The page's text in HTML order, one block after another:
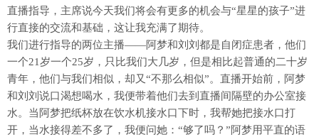
直播指导，主席说今天我们将会有更多的机会与“星星的孩子”进
行直接的交流和基础，这让我充满了期待。
我们进行指导的两位主播——阿梦和刘刘都是自闭症患者，他们
一个21岁一个25岁，只比我们大几岁，但是相比起普通的二十岁
青年，他们与我们相似，却又“不那么相似”。直播开始前，阿梦
和刘刘说口渴想喝水，我便带着他们去到直播间隔壁的办公室接
水。当阿梦把纸杯放在饮水机接水口下时，我帮她把接水口打
开，当水接得差不多了，我便问她：“够了吗？”阿梦用平直的语